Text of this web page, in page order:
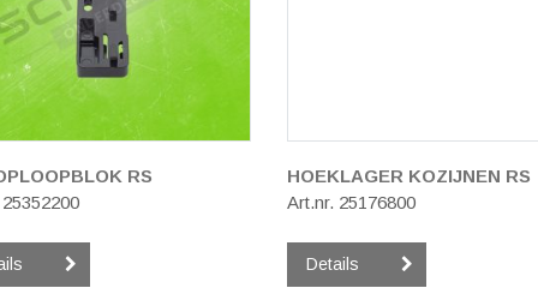
RS
HOEKLAGER KOZIJNEN RS
Art.nr. 25176800
Details